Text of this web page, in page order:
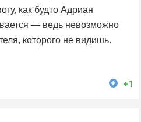
как будто Адриан
— ведь невозможно
которого не видишь.
+1